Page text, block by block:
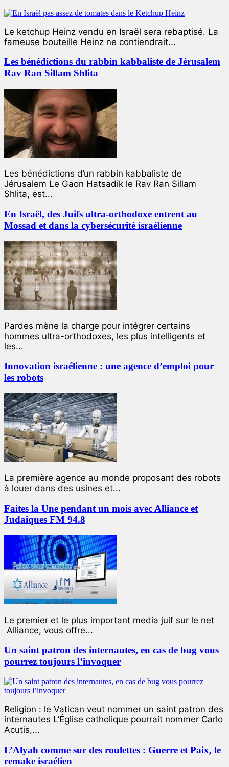
Le ketchup Heinz vendu en Israël sera rebaptisé. La
fameuse bouteille Heinz ne contiendrait...
Les bénédictions du rabbin kabbaliste de Jérusalem
Rav Ran Sillam Shlita
Les bénédictions d’un rabbin kabbaliste de
Jérusalem Le Gaon Hatsadik le Rav Ran Sillam
Shlita, est...
En Israël, des Juifs ultra-orthodoxe entrent au
Mossad et dans la cybersécurité israélienne
Pardes mène la charge pour intégrer certains
hommes ultra-orthodoxes, les plus intelligents et
les...
Innovation israélienne : une agence d’emploi pour
les robots
La première agence au monde proposant des robots
à louer dans des usines et...
Faites la Une pendant un mois avec Alliance et
Judaiques FM 94.8
Le premier et le plus important media juif sur le net
Alliance, vous offre...
Un saint patron des internautes, en cas de bug vous
pourrez toujours l’invoquer
Religion : le Vatican veut nommer un saint patron des
internautes L’Église catholique pourrait nommer Carlo
Acutis,...
L’Alyah comme sur des roulettes : Guerre et Paix, le
remake israélien